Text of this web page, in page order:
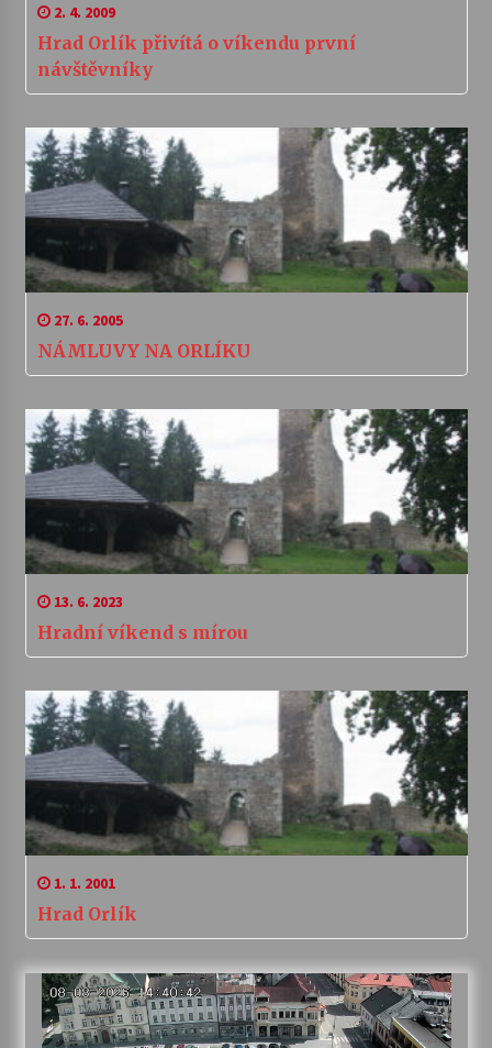
2. 4. 2009
Hrad Orlík přivítá o víkendu první
návštěvníky
27. 6. 2005
NÁMLUVY NA ORLÍKU
13. 6. 2023
Hradní víkend s mírou
1. 1. 2001
Hrad Orlík